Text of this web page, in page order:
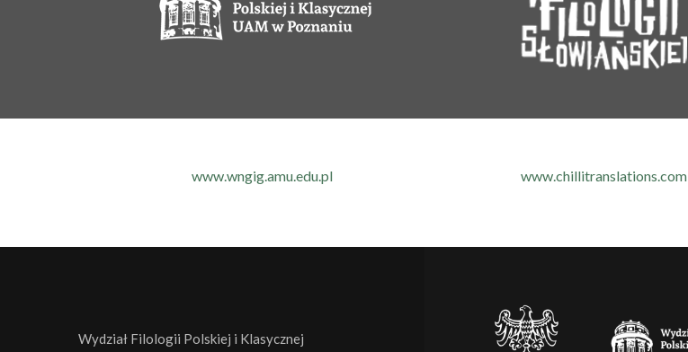
www.wngig.amu.edu.pl www.chillitranslations.com
Wydział Filologii Polskiej i Klasycznej